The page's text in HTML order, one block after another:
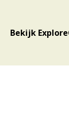
Bekijk